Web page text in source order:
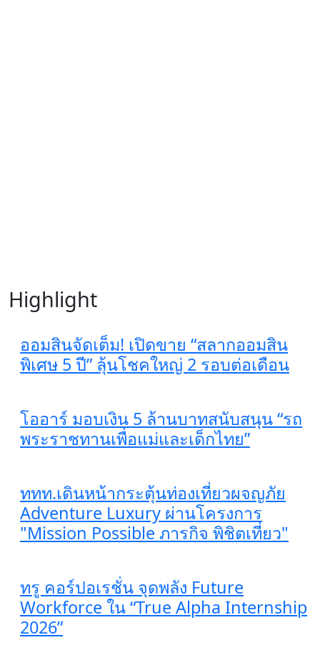
Highlight
ออมสินจัดเต็ม! เปิดขาย “สลากออมสิน
พิเศษ 5 ปี” ลุ้นโชคใหญ่ 2 รอบต่อเดือน
โออาร์ มอบเงิน 5 ล้านบาทสนับสนุน “รถ
พระราชทานเพื่อแม่และเด็กไทย”
ททท.เดินหน้ากระตุ้นท่องเที่ยวผจญภัย
Adventure Luxury ผ่านโครงการ
"Mission Possible ภารกิจ พิชิตเที่ยว"
ทรู คอร์ปอเรชั่น จุดพลัง Future
Workforce ใน “True Alpha Internship
2026”